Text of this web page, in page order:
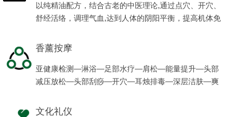
以纯精油配方，结合古老的中医理论,通过点穴、开穴、
舒经活络，调理气血,达到人体的阴阳平衡，提高机体免
男性阳刚之美。
香薰按摩
亚健康检测—淋浴—足部水疗—肩松—能量提升—头部
减压放松—头部刮痧—开穴—耳烛排毒—深层洁肤—爽
文化礼仪